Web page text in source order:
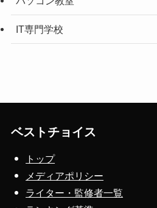
IT専門学校
ベストチョイス
トップ
メディアポリシー
ライター・監修者一覧